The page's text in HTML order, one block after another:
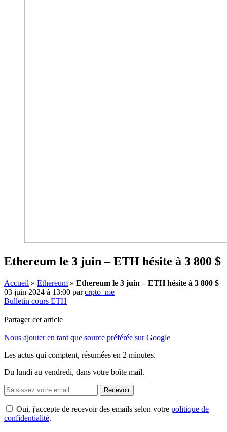
Ethereum le 3 juin – ETH hésite à 3 800 $
Accueil » Ethereum » Ethereum le 3 juin – ETH hésite à 3 800 $
03 juin 2024 à 13:00 parcrpto_me
Bulletin cours ETH
Partager cet article
Nous ajouter en tant que source préférée sur Google
Les actus qui comptent, résumées en 2 minutes.
Du lundi au vendredi, dans votre boîte mail.
Recevoir
Oui, j'accepte de recevoir des emails selon votre politique de
confidentialité.